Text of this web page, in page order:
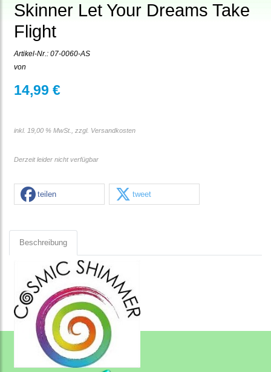
Skinner Let Your Dreams Take
Flight
Artikel-Nr.: 07-0060-AS
von
14,99 €
inkl. 19,00 % MwSt., zzgl. Versandkosten
Derzeit leider nicht verfügbar
teilen tweet
Beschreibung